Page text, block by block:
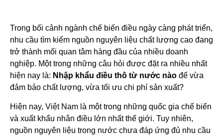
Trong bối cảnh ngành chế biến điều ngày càng phát triển,
nhu cầu tìm kiếm nguồn nguyên liệu chất lượng cao đang
trở thành mối quan tâm hàng đầu của nhiều doanh
nghiệp. Một trong những câu hỏi được đặt ra nhiều nhất
hiện nay là: Nhập khẩu điều thô từ nước nào để vừa
đảm bảo chất lượng, vừa tối ưu chi phí sản xuất?
Hiện nay, Việt Nam là một trong những quốc gia chế biến
và xuất khẩu nhân điều lớn nhất thế giới. Tuy nhiên,
nguồn nguyên liệu trong nước chưa đáp ứng đủ nhu cầu